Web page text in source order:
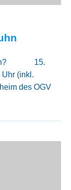
15.
(inkl.
des OGV